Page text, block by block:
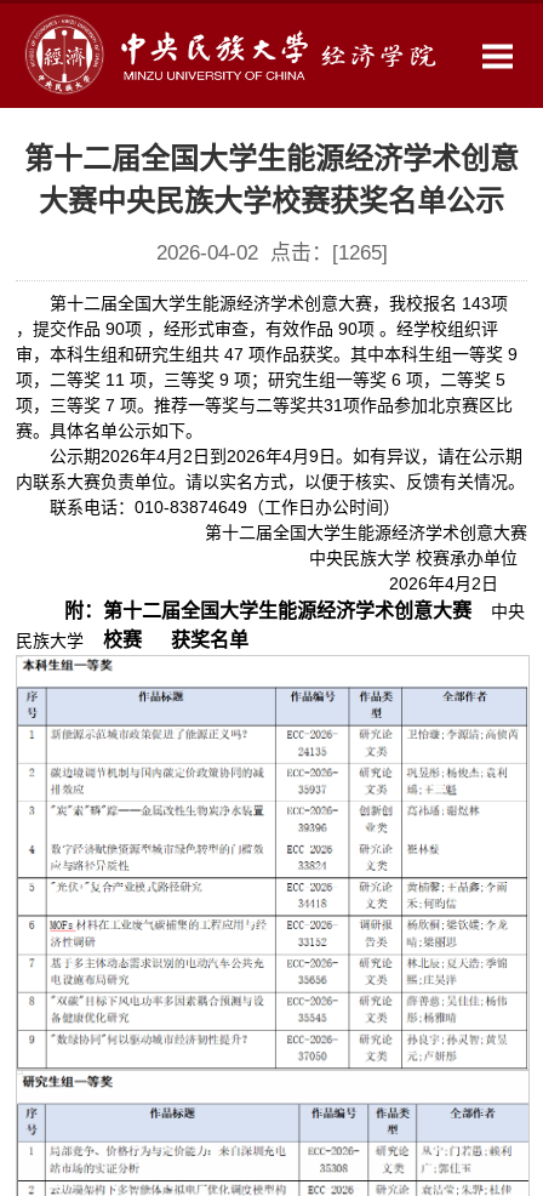
第十二届全国大学生能源经济学术创意
大赛中央民族大学校赛获奖名单公示
2026-04-02 点击：[1265]
第十二届全国大学生能源经济学术创意大赛，我校报名 143项
，提交作品 90项 ，经形式审查，有效作品 90项 。经学校组织评
审，本科生组和研究生组共 47 项作品获奖。其中本科生组一等奖 9
项，二等奖 11 项，三等奖 9 项；研究生组一等奖 6 项，二等奖 5
项，三等奖 7 项。推荐一等奖与二等奖共31项作品参加北京赛区比
赛。具体名单公示如下。
公示期2026年4月2日到2026年4月9日。如有异议，请在公示期
内联系大赛负责单位。请以实名方式，以便于核实、反馈有关情况。
联系电话：010-83874649（工作日办公时间）
第十二届全国大学生能源经济学术创意大赛
中央民族大学 校赛承办单位
2026年4月2日
附：第十二届全国大学生能源经济学术创意大赛
中央
民族大学
校赛 获奖名单